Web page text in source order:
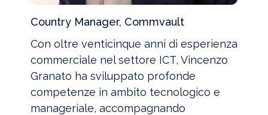
Country Manager, Commvault
Con oltre venticinque anni di esperienza
commerciale nel settore ICT, Vincenzo
Granato ha sviluppato profonde
competenze in ambito tecnologico e
manageriale, accompagnando